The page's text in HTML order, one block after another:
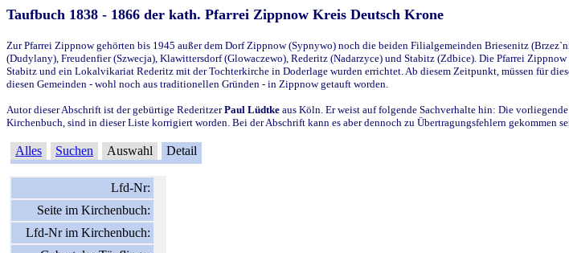
Taufbuch 1838 - 1866 der kath. Pfarrei Zippnow Kreis Deutsch Krone
Zur Pfarrei Zippnow gehörten bis 1945 außer dem Dorf Zippnow (Sypnywo) noch die beiden Filialgemeinden Briesenitz
(Dudylany), Freudenfier (Szwecja), Klawittersdorf (Glowaczewo), Rederitz (Nadarzyce) und Stabitz (Zdbice). Die Pfarrei
Stabitz und ein Lokalvikariat Rederitz mit der Tochterkirche in Doderlage wurden errichtet. Ab diesem Zeitpunkt, müssen für
diesen Gemeinden - wohl noch aus traditionellen Gründen - in Zippnow getauft worden.
Autor dieser Abschrift ist der gebürtige RederitzerPaul Lüdtke aus Köln. Er weist auf folgende Sachverhalte hin: Die
Kirchenbuch, sind in dieser Liste korrigiert worden. Bei der Abschrift kann es aber dennoch zu Übertragungsfehlern gekommen
Alles Suchen Auswahl Detail
Lfd-Nr:
Seite im Kirchenbuch:
Lfd-Nr im Kirchenbuch: